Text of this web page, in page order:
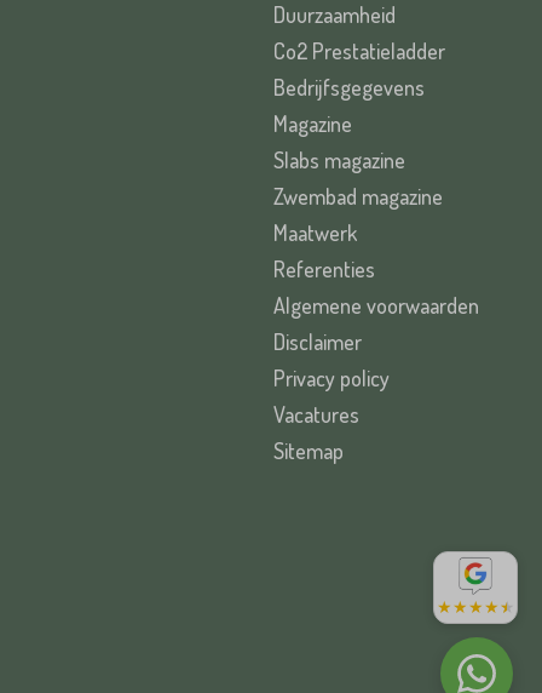
★★★★★
Duurzaamheid
Co2 Prestatieladder
Bedrijfsgegevens
Magazine
Slabs magazine
Zwembad magazine
Maatwerk
Referenties
Algemene voorwaarden
Disclaimer
Privacy policy
Vacatures
Sitemap